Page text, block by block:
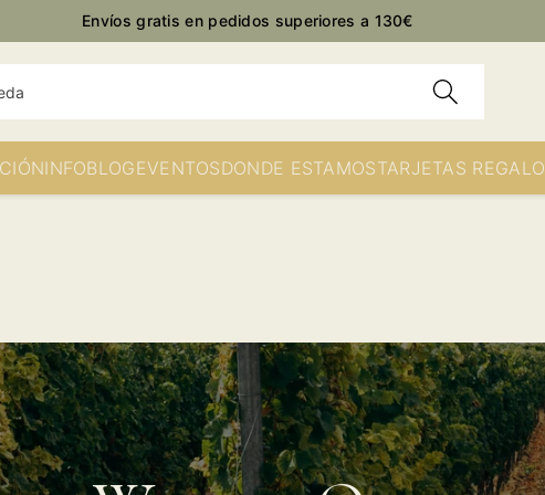
Envíos gratis en pedidos superiores a 130€
INFOBLOGEVENTOSDONDE ESTAMOSTARJETAS REGALO